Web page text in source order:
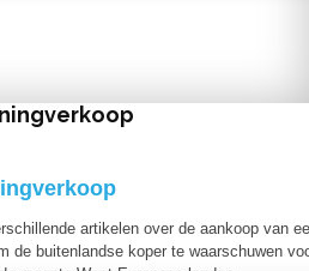
artikelen over de aankoop van
de buitenlandse koper te waarschuwen